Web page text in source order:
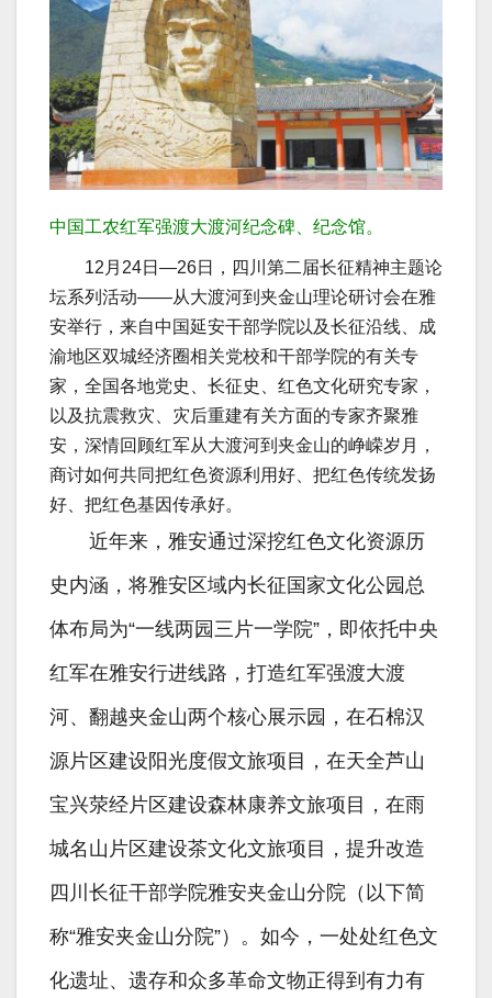
中国工农红军强渡大渡河纪念碑、纪念馆。
12月24日—26日，四川第二届长征精神主题论
坛系列活动——从大渡河到夹金山理论研讨会在雅
安举行，来自中国延安干部学院以及长征沿线、成
渝地区双城经济圈相关党校和干部学院的有关专
家，全国各地党史、长征史、红色文化研究专家，
以及抗震救灾、灾后重建有关方面的专家齐聚雅
安，深情回顾红军从大渡河到夹金山的峥嵘岁月，
商讨如何共同把红色资源利用好、把红色传统发扬
好、把红色基因传承好。
近年来，雅安通过深挖红色文化资源历
史内涵，将雅安区域内长征国家文化公园总
体布局为“一线两园三片一学院”，即依托中央
红军在雅安行进线路，打造红军强渡大渡
河、翻越夹金山两个核心展示园，在石棉汉
源片区建设阳光度假文旅项目，在天全芦山
宝兴荥经片区建设森林康养文旅项目，在雨
城名山片区建设茶文化文旅项目，提升改造
四川长征干部学院雅安夹金山分院（以下简
称“雅安夹金山分院”）。如今，一处处红色文
化遗址、遗存和众多革命文物正得到有力有